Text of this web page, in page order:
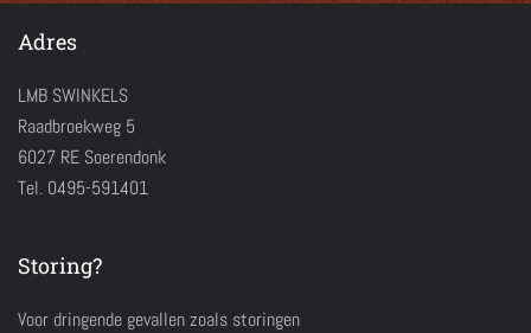
Adres
LMB SWINKELS
Raadbroekweg 5
6027 RE Soerendonk
Tel. 0495-591401
Storing?
Voor dringende gevallen zoals storingen